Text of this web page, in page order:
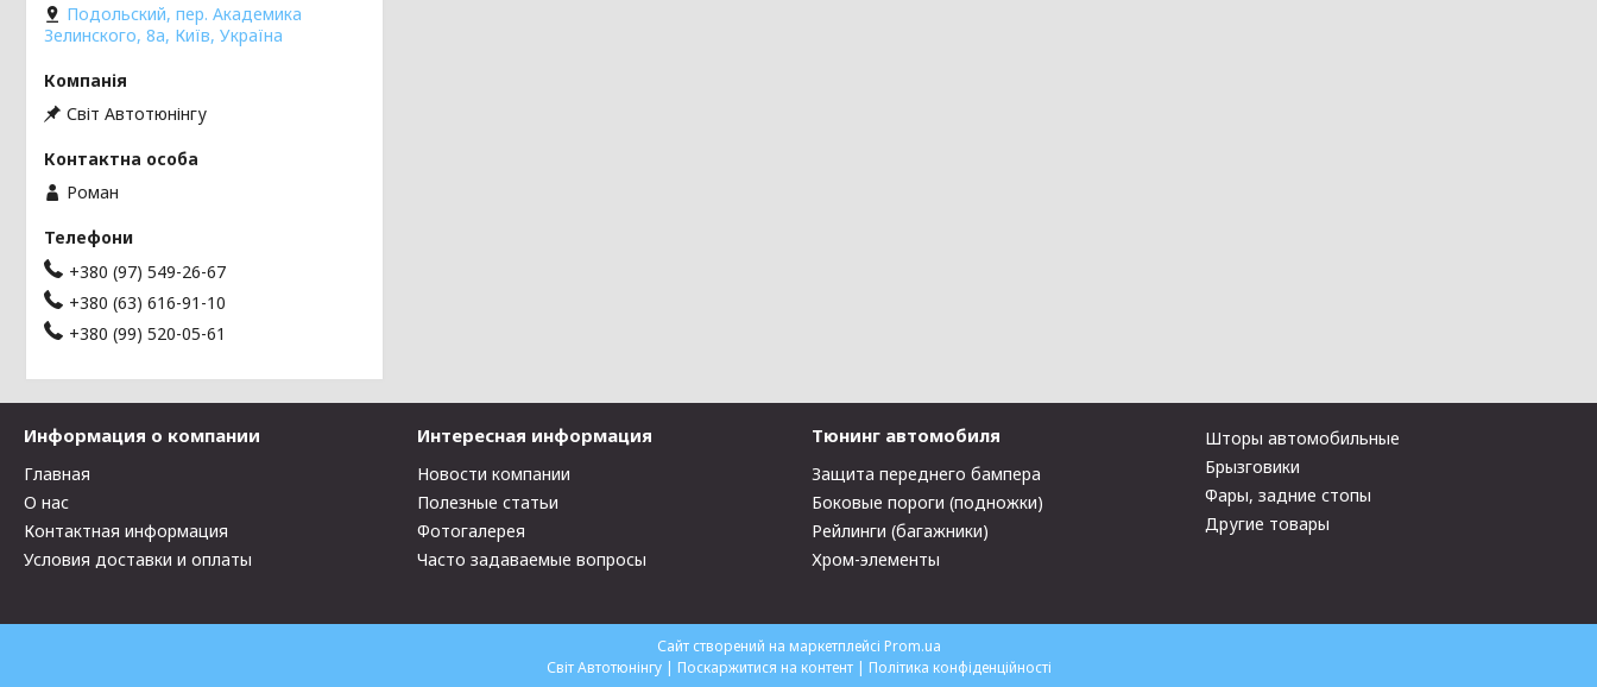
Подольский, пер. Академика
Зелинского, 8а, Київ, Україна
Світ Автотюнінгу
Роман
+380 (97) 549-26-67
+380 (63) 616-91-10
+380 (99) 520-05-61
Информация о компании
Главная
О нас
Контактная информация
Условия доставки и оплаты
Интересная информация
Новости компании
Полезные статьи
Фотогалерея
Часто задаваемые вопросы
Тюнинг автомобиля
Защита переднего бампера
Боковые пороги (подножки)
Рейлинги (багажники)
Хром-элементы
Шторы автомобильные
Брызговики
Фары, задние стопы
Другие товары
Сайт створений на маркетплейсі Prom.ua
Світ Автотюнінгу | Поскаржитися на контент | Політика конфіденційності